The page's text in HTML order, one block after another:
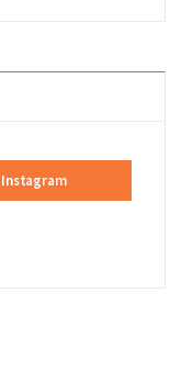
Instagram